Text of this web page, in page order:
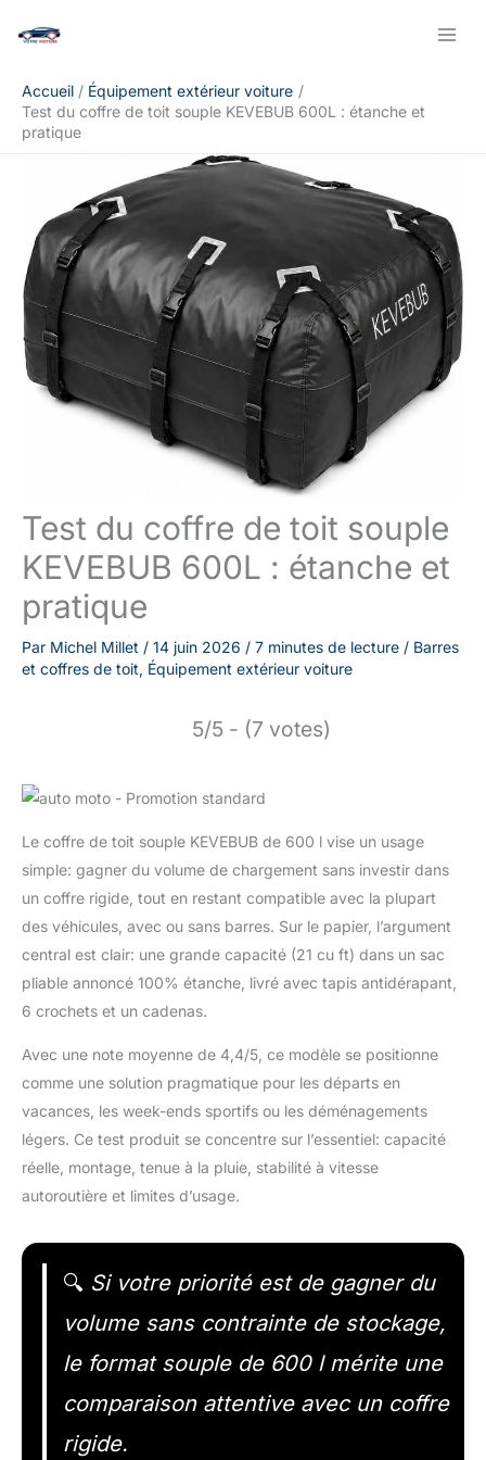
Accueil
Équipement extérieur voiture
Test du coffre de toit souple KEVEBUB 600L : étanche et
pratique
Test du coffre de toit souple
KEVEBUB 600L : étanche et
pratique
Par Michel Millet / 14 juin 2026 / 7 minutes de lecture / Barres
et coffres de toit, Équipement extérieur voiture
5/5 - (7 votes)
Le coffre de toit souple KEVEBUB de 600 l vise un usage
simple: gagner du volume de chargement sans investir dans
un coffre rigide, tout en restant compatible avec la plupart
des véhicules, avec ou sans barres. Sur le papier, l’argument
central est clair: une grande capacité (21 cu ft) dans un sac
pliable annoncé 100% étanche, livré avec tapis antidérapant,
6 crochets et un cadenas.
Avec une note moyenne de 4,4/5, ce modèle se positionne
comme une solution pragmatique pour les départs en
vacances, les week-ends sportifs ou les déménagements
légers. Ce test produit se concentre sur l’essentiel: capacité
réelle, montage, tenue à la pluie, stabilité à vitesse
autoroutière et limites d’usage.
🔍 Si votre priorité est de gagner du
volume sans contrainte de stockage,
le format souple de 600 l mérite une
comparaison attentive avec un coffre
rigide.